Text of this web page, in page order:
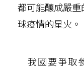
都可能釀成嚴
球疫情的星火。
我國要爭取